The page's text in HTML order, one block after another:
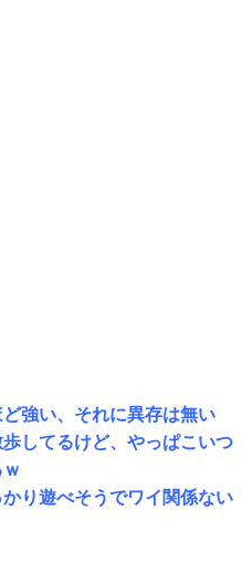
強い、それに異存は無い
してるけど、やっぱこいつ
り遊べそうでワイ関係ない